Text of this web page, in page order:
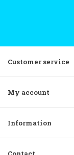
Customer service
My account
Information